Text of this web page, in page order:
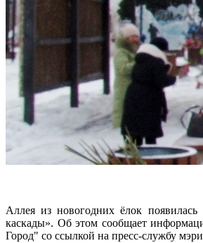
Аллея из новогодних ёлок появилась
каскады». Об этом сообщает
Город" со ссылкой на пресс-службу